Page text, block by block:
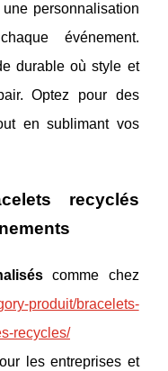
personnalisation
événement.
durable où style et
Optez pour des
en sublimant vos
recyclés
comme chez
produit/bracelets-
recycles/
les entreprises et